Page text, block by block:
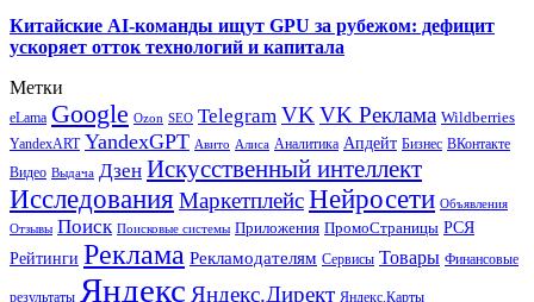
Китайские AI-команды ищут GPU за рубежом: дефицит
ускоряет отток технологий и капитала
Метки
eLama Google Ozon SEO Telegram VK VK Реклама Wildberries
YandexART YandexGPT Авито Алиса Аналитика Апдейт Бизнес ВКонтакте
Видео Выдача Дзен Искусственный интеллект
Исследования МаркетплейсНейросети Объявления
Отзывы Поиск Поисковые системы Приложения ПромоСтраницы РСЯ
Рейтинги Реклама Рекламодателям Сервисы Товары Финансовые
результаты Яндекс Яндекс.Директ Яндекс.Карты